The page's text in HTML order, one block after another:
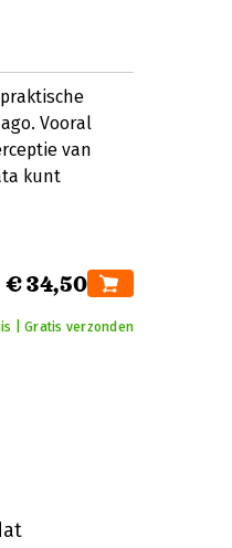
Vooral
van
kunt
€ 34,50
| Gratis verzonden